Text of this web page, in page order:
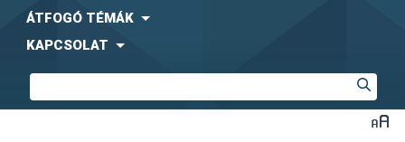
ÁTFOGÓ TÉMÁK
KAPCSOLAT